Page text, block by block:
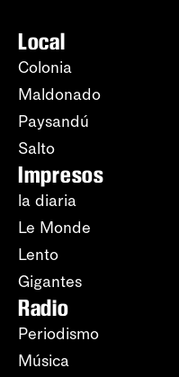
Local
Colonia
Maldonado
Paysandú
Salto
Impresos
la diaria
Le Monde
Lento
Gigantes
Radio
Periodismo
Música